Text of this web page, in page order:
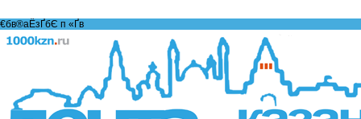
€бв®аЁзҐбЄ п «Ґ­в